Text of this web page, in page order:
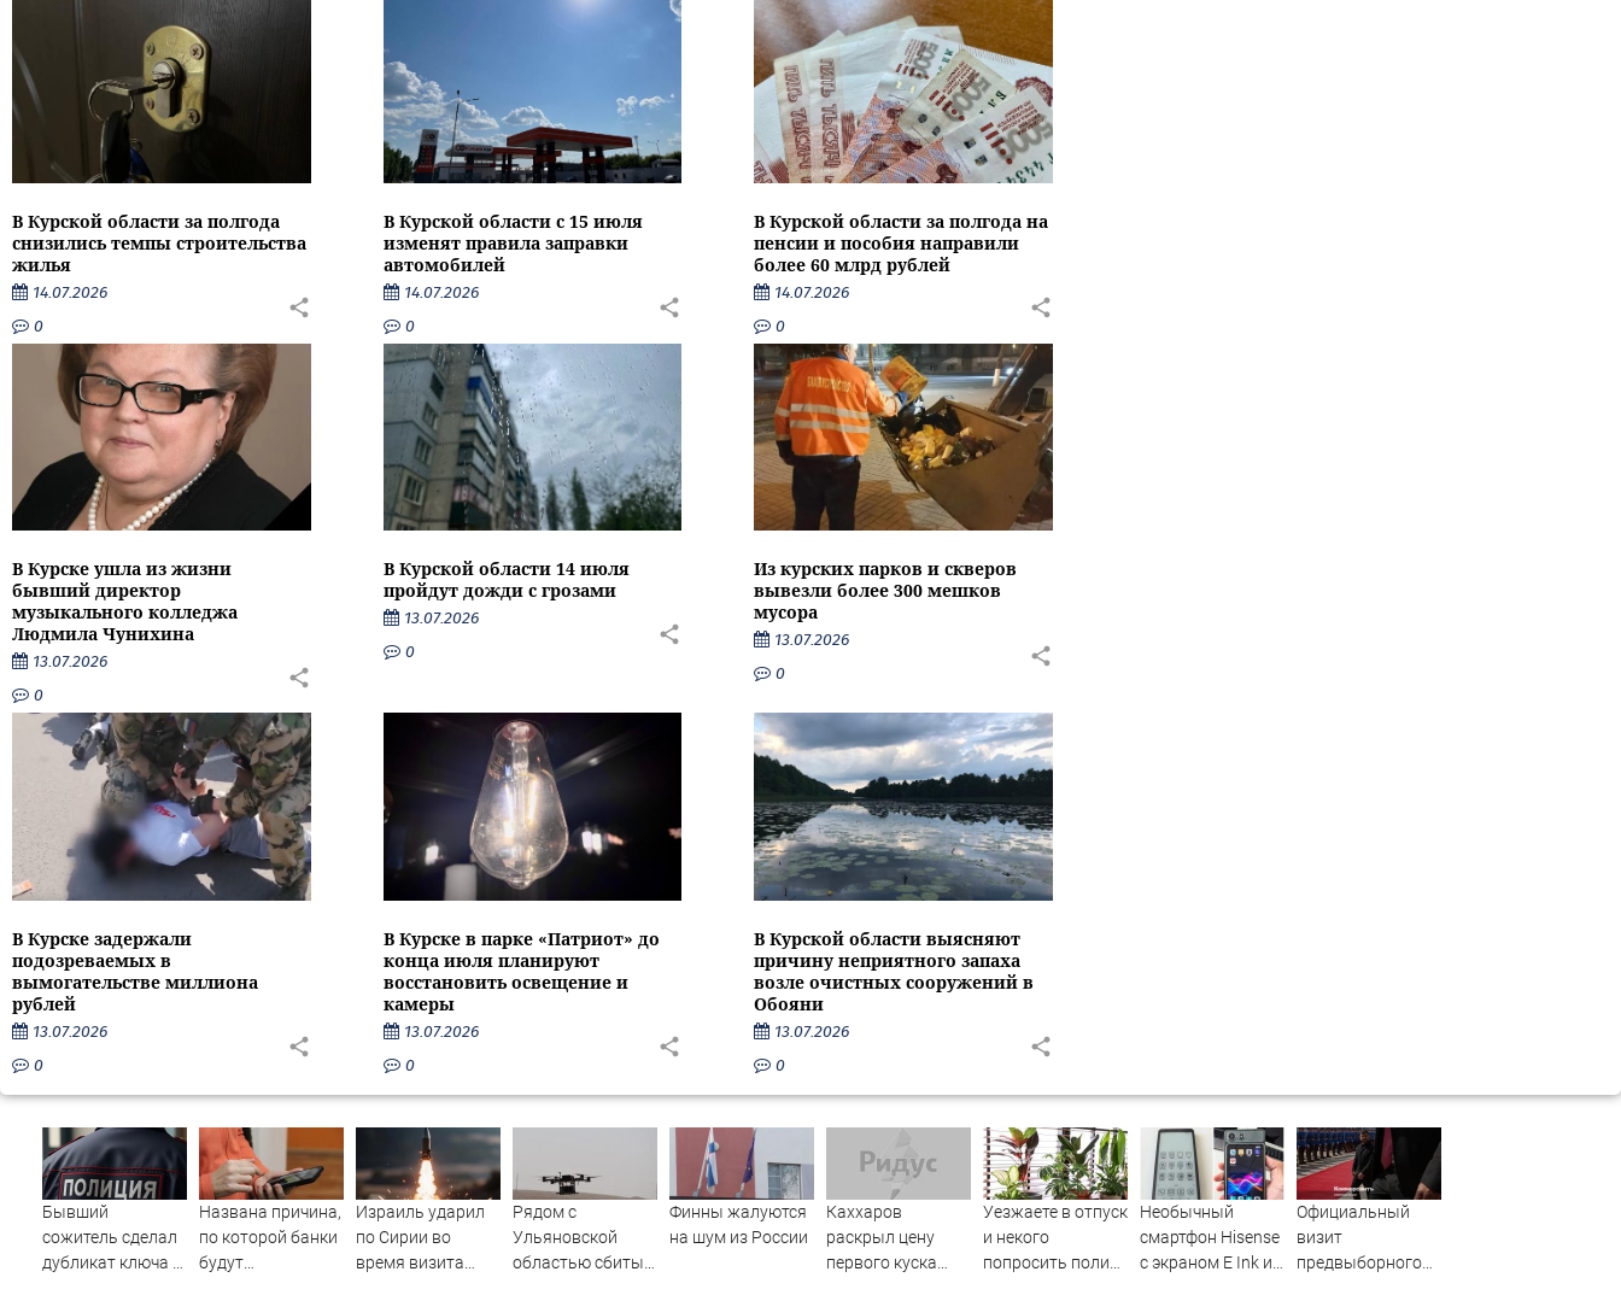
В Курской области за полгода
снизились темпы строительства
жилья
14.07.2026
0
В Курской области с 15 июля
изменят правила заправки
автомобилей
14.07.2026
0
В Курской области за полгода на
пенсии и пособия направили
более 60 млрд рублей
14.07.2026
0
В Курске ушла из жизни
бывший директор
музыкального колледжа
Людмила Чунихина
13.07.2026
0
В Курской области 14 июля
пройдут дожди с грозами
13.07.2026
0
Из курских парков и скверов
вывезли более 300 мешков
мусора
13.07.2026
0
В Курске задержали
подозреваемых в
вымогательстве миллиона
рублей
13.07.2026
0
В Курске в парке «Патриот» до
конца июля планируют
восстановить освещение и
камеры
13.07.2026
0
В Курской области выясняют
причину неприятного запаха
возле очистных сооружений в
Обояни
13.07.2026
0
Бывший
сожитель сделал
дубликат ключа и
Названа причина,
по которой банки
будут
Израиль ударил
по Сирии во
время визита
Рядом с
Ульяновской
областью сбиты
Финны жалуются
на шум из России
Каххаров
раскрыл цену
первого куска
Уезжаете в отпуск
и некого
попросить полить
Необычный
смартфон Hisense
с экраном E Ink и
Официальный
визит
предвыборного